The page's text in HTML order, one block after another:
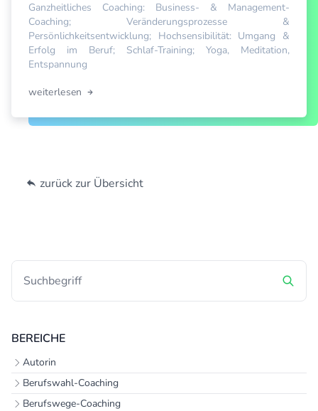
BEREICHE
Autorin
Berufswahl-Coaching
Berufswege-Coaching
Ganzheitliches Coaching: Business- & Management-
Coaching; Veränderungsprozesse &
Persönlichkeitsentwicklung; Hochsensibilität: Umgang &
Erfolg im Beruf; Schlaf-Training; Yoga, Meditation,
Entspannung
weiterlesen
zurück zur Übersicht